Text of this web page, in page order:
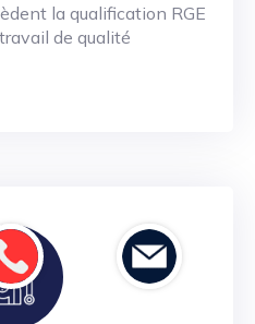
la qualification RGE
de qualité